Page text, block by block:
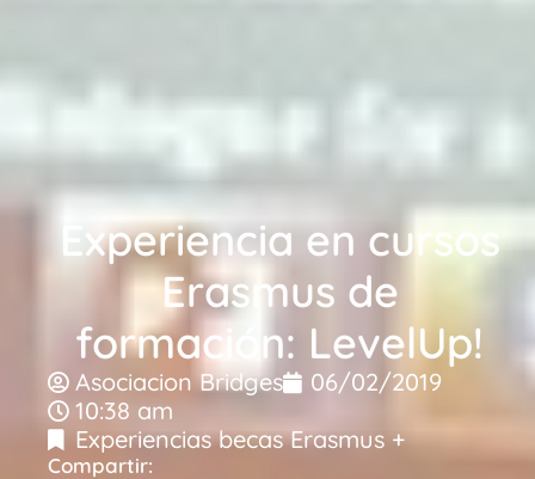
Experiencia en cursos
Erasmus de
formación: LevelUp!
Asociacion Bridges
06/02/2019
10:38 am
Experiencias becas Erasmus +
Compartir: